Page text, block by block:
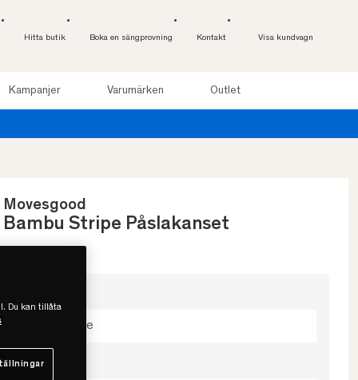
Hitta butik Boka en sängprovning Kontakt Visa kundvagn
Kampanjer Varumärken Outlet
Movesgood
Bambu Stripe Påslakanset
Sand Stripe
Välj storlek
Du kan tillåta